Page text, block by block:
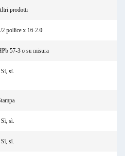
prodotti
2 pollice x 16-2.0
57-3 o su misura
sì.
sì.
sì.